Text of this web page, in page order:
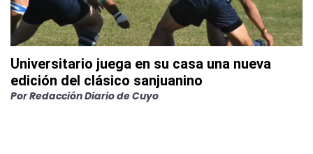
Universitario juega en su casa una nueva
edición del clásico sanjuanino
PorRedacción Diario de Cuyo